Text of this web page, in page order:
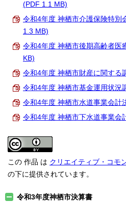
(PDF 1.1 MB)
令和4年度 神栖市介護保険特別
1.3 MB)
令和4年度 神栖市後期高齢者医
KB)
令和4年度 神栖市財産に関する
令和4年度 神栖市基金運用状況
令和4年度 神栖市水道事業会計
令和4年度 神栖市下水道事業会
この 作品 は クリエイティブ・コモ
の下に提供されています。
令和3年度神栖市決算書